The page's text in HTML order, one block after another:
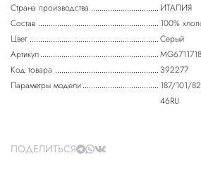
Страна производства
ИТАЛИЯ
Состав
100%
Цвет
Серый
Артикул
Код товара
392277
Параметры модели
187/101/
46RU
ПОДЕЛИТЬСЯ